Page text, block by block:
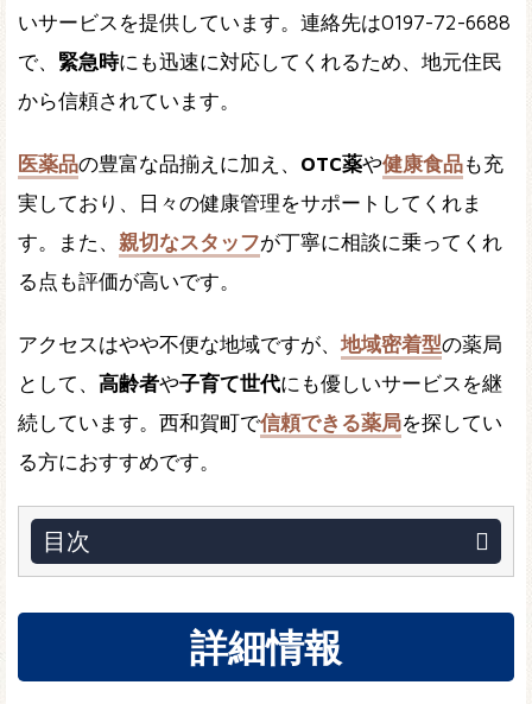
いサービスを提供しています。連絡先は0197-72-6688
で、 緊急時にも迅速に対応してくれるため、地元住民
から信頼されています。
医薬品の豊富な品揃えに加え、 OTC薬や健康食品も充
実しており、日々の健康管理をサポートしてくれま
す。また、 親切なスタッフが丁寧に相談に乗ってくれ
る点も評価が高いです。
アクセスはやや不便な地域ですが、 地域密着型の薬局
として、 高齢者や子育て世代にも優しいサービスを継
続しています。西和賀町で信頼できる薬局を探してい
る方におすすめです。
目次
詳細情報